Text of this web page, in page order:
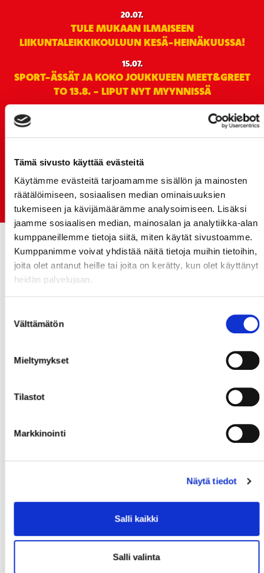
Tämä sivusto käyttää evästeitä
Käytämme evästeitä tarjoamamme sisällön ja mainosten
räätälöimiseen, sosiaalisen median ominaisuuksien
tukemiseen ja kävijämäärämme analysoimiseen. Lisäksi
jaamme sosiaalisen median, mainosalan ja analytiikka-alan
kumppaneillemme tietoja siitä, miten käytät sivustoamme.
Kumppanimme voivat yhdistää näitä tietoja muihin tietoihin,
joita olet antanut heille tai joita on kerätty, kun olet käyttänyt
heidän palvelujaan.
valinta
Välttämätön
Mieltymykset
Tilastot
Markkinointi
Näytä tiedot
Salli kaikki
Salli valinta
20.07.
TULE MUKAAN ILMAISEEN
LIIKUNTALEIKKIKOULUUN KESÄ-HEINÄKUUSSA!
15.07.
SPORT-ÄSSÄT JA KOKO JOUKKUEEN MEET&GREET
TO 13.8. - LIPUT NYT MYYNNISSÄ
Rinta-Joupin Autoliike jatkaa Sportin
pääyhteistyökumppanina Superkaudella – jatkoa
Early Bird-lippupaketit nyt myynnissä! - näe
Jokerit-matsi ja useat muut